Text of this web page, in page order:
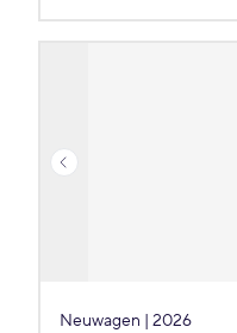
Neuwagen | 2026